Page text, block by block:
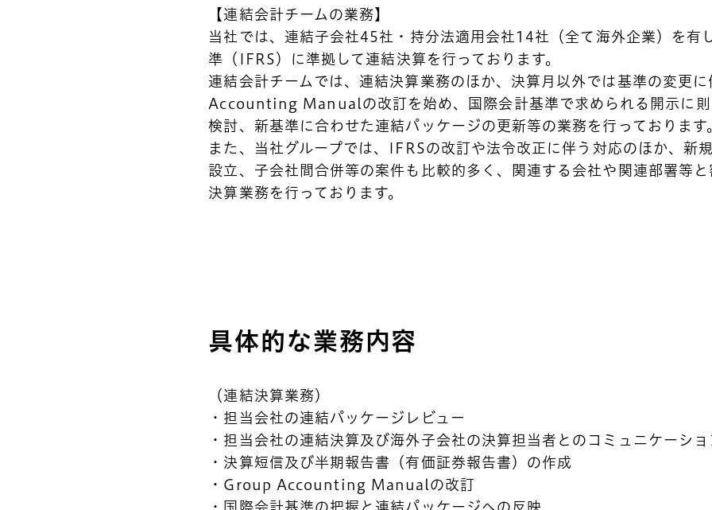
【連結会計チームの業務】
当社では、連結子会社45社・持分法適用会社14社（全て海外企業）を有
準（IFRS）に準拠して連結決算を行っております。
連結会計チームでは、連結決算業務のほか、決算月以外では基準の変更
Accounting Manualの改訂を始め、国際会計基準で求められる開示に則
検討、新基準に合わせた連結パッケージの更新等の業務を行っております
また、当社グループでは、IFRSの改訂や法令改正に伴う対応のほか、新
設立、子会社間合併等の案件も比較的多く、関連する会社や関連部署等
決算業務を行っております。
具体的な業務内容
（連結決算業務）
・担当会社の連結パッケージレビュー
・担当会社の連結決算及び海外子会社の決算担当者とのコミュニケーショ
・決算短信及び半期報告書（有価証券報告書）の作成
・Group Accounting Manualの改訂
・国際会計基準の把握と連結パッケージへの反映